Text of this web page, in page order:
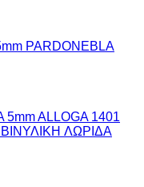
PARDONEBLA